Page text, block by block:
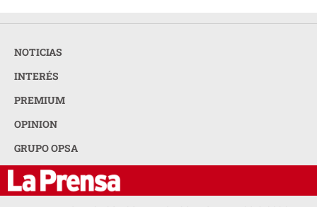
NOTICIAS
INTERÉS
PREMIUM
OPINION
GRUPO OPSA